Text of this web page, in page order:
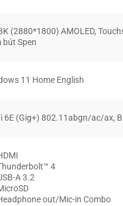
(2880*1800) AMOLED,
bút Spen
11 Home English
6E (Gig+) 802.11abgn/ac/ax,
4
A 3.2
out/Mic-in Combo